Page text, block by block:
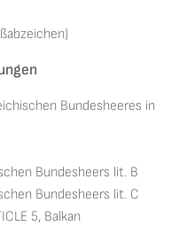
Bundesheeres in
Bundesheers lit. B
Bundesheers lit. C
5, Balkan